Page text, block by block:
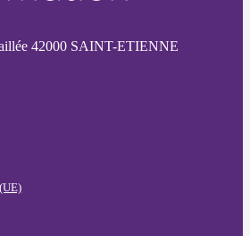
42000 SAINT-ETIENNE